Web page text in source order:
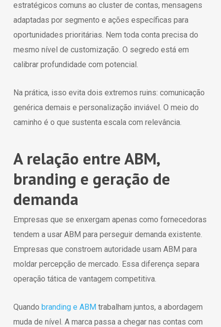
estratégicos comuns ao cluster de contas, mensagens
adaptadas por segmento e ações específicas para
oportunidades prioritárias. Nem toda conta precisa do
mesmo nível de customização. O segredo está em
calibrar profundidade com potencial.
Na prática, isso evita dois extremos ruins: comunicação
genérica demais e personalização inviável. O meio do
caminho é o que sustenta escala com relevância.
A relação entre ABM,
branding e geração de
demanda
Empresas que se enxergam apenas como fornecedoras
tendem a usar ABM para perseguir demanda existente.
Empresas que constroem autoridade usam ABM para
moldar percepção de mercado. Essa diferença separa
operação tática de vantagem competitiva.
Quando branding e ABMtrabalham juntos, a abordagem
muda de nível. A marca passa a chegar nas contas com